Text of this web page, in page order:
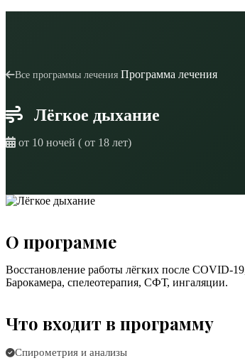
Все программы лечения Программа лечения
Лёгкое дыхание
от 10 ночей ( от 18 лет)
О программе
Восстановление работы лёгких после COVID-
Барокамера, спелеотерапия, СФТ, ингаляции.
Что входит в программу
Спирометрия и анализы